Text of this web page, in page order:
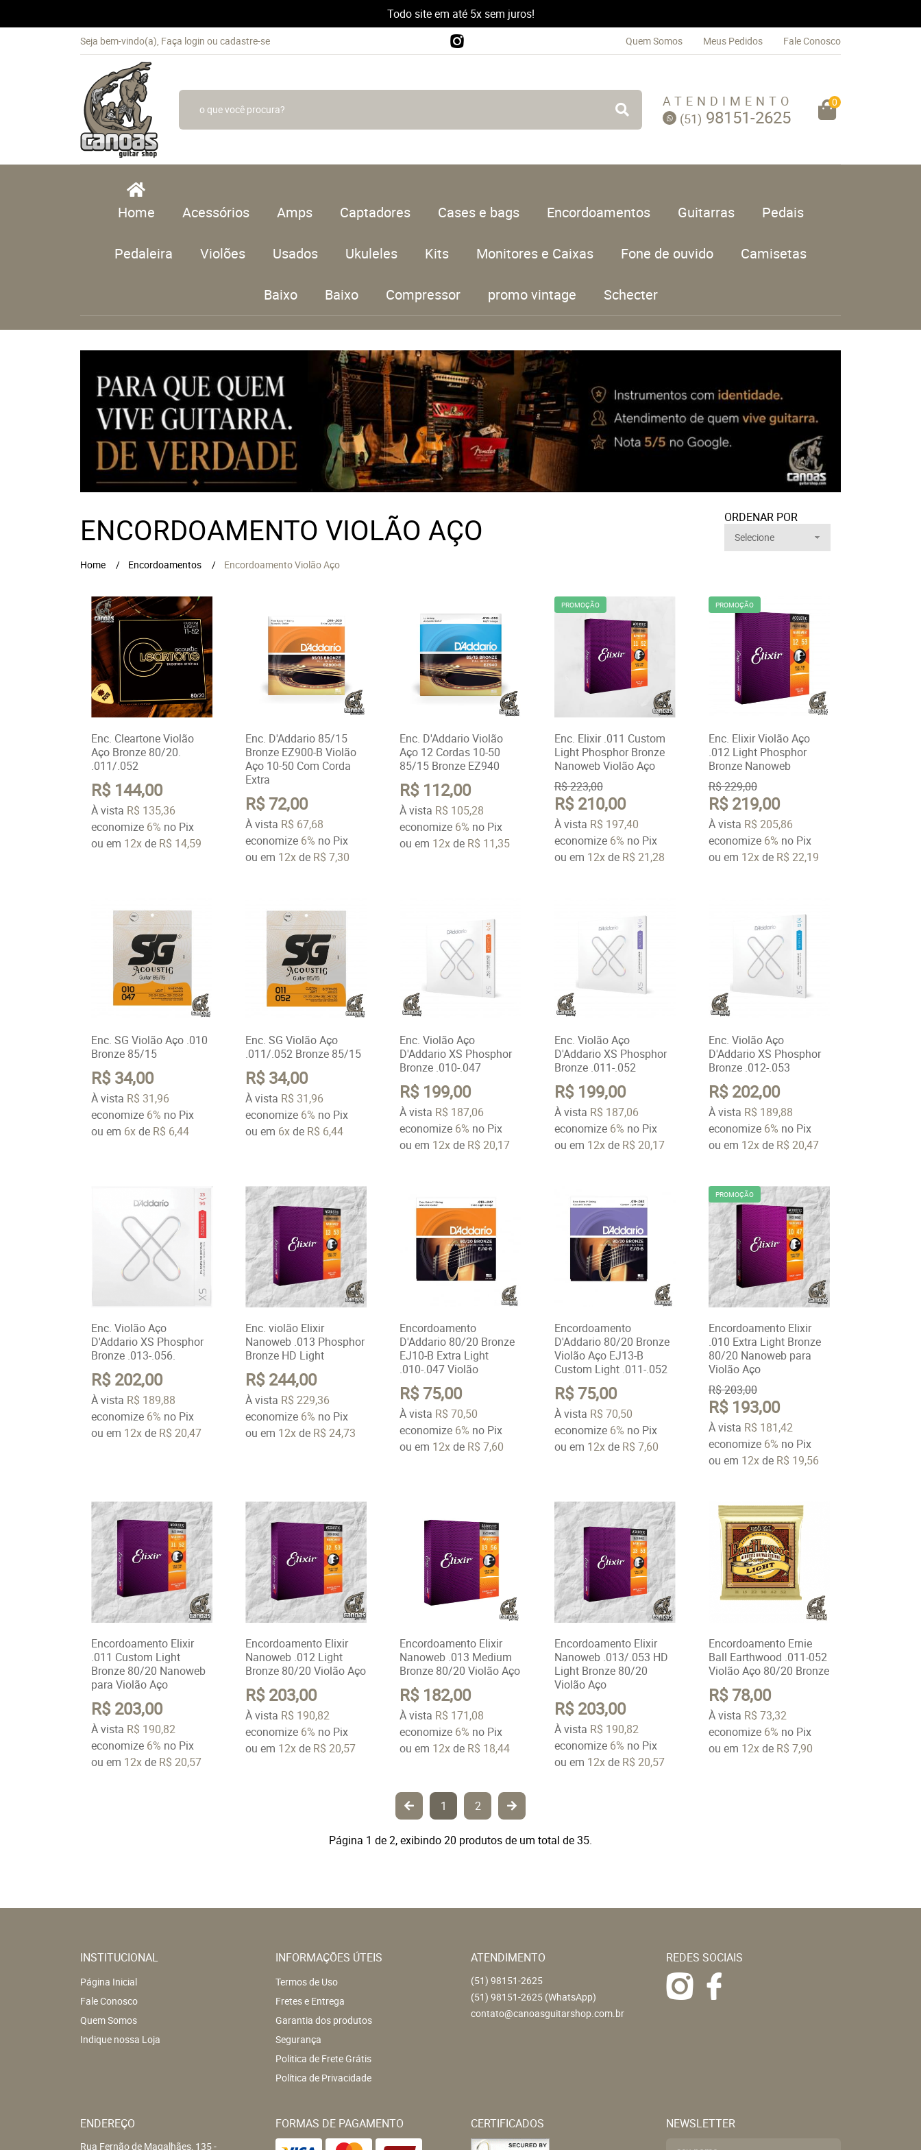
Todo site em até 5x sem juros!
Seja bem-vindo(a), Faça login ou cadastre-se Quem Somos Meus Pedidos Fale Conosco
ATENDIMENTO
(51) 98151-2625
0
Home Acessórios Amps Captadores Cases e bags Encordoamentos Guitarras Pedais
Pedaleira Violões Usados Ukuleles Kits Monitores e Caixas Fone de ouvido Camisetas
Baixo Baixo Compressor promo vintage Schecter
ENCORDOAMENTO VIOLÃO AÇO
Home Encordoamentos Encordoamento Violão Aço
ORDENAR POR
Selecione
Enc. Cleartone Violão
Aço Bronze 80/20.
.011/.052
R$ 144,00
À vista R$ 135,36
economize 6% no Pix
ou em 12xde R$ 14,59
Enc. D'Addario 85/15
Bronze EZ900-B Violão
Aço 10-50 Com Corda
Extra
R$ 72,00
À vista R$ 67,68
economize 6% no Pix
ou em 12xde R$ 7,30
Enc. D'Addario Violão
Aço 12 Cordas 10-50
85/15 Bronze EZ940
R$ 112,00
À vista R$ 105,28
economize 6% no Pix
ou em 12xde R$ 11,35
PROMOÇÃO
Enc. Elixir .011 Custom
Light Phosphor Bronze
Nanoweb Violão Aço
R$ 223,00
R$ 210,00
À vista R$ 197,40
economize 6% no Pix
ou em 12xde R$ 21,28
PROMOÇÃO
Enc. Elixir Violão Aço
.012 Light Phosphor
Bronze Nanoweb
R$ 229,00
R$ 219,00
À vista R$ 205,86
economize 6% no Pix
ou em 12xde R$ 22,19
Enc. SG Violão Aço .010
Bronze 85/15
R$ 34,00
À vista R$ 31,96
economize 6% no Pix
ou em 6xde R$ 6,44
Enc. SG Violão Aço
.011/.052 Bronze 85/15
R$ 34,00
À vista R$ 31,96
economize 6% no Pix
ou em 6xde R$ 6,44
Enc. Violão Aço
D'Addario XS Phosphor
Bronze .010-.047
R$ 199,00
À vista R$ 187,06
economize 6% no Pix
ou em 12xde R$ 20,17
Enc. Violão Aço
D'Addario XS Phosphor
Bronze .011-.052
R$ 199,00
À vista R$ 187,06
economize 6% no Pix
ou em 12xde R$ 20,17
Enc. Violão Aço
D'Addario XS Phosphor
Bronze .012-.053
R$ 202,00
À vista R$ 189,88
economize 6% no Pix
ou em 12xde R$ 20,47
Enc. Violão Aço
D'Addario XS Phosphor
Bronze .013-.056.
R$ 202,00
À vista R$ 189,88
economize 6% no Pix
ou em 12xde R$ 20,47
Enc. violão Elixir
Nanoweb .013 Phosphor
Bronze HD Light
R$ 244,00
À vista R$ 229,36
economize 6% no Pix
ou em 12xde R$ 24,73
Encordoamento
D'Addario 80/20 Bronze
EJ10-B Extra Light
.010-.047 Violão
R$ 75,00
À vista R$ 70,50
economize 6% no Pix
ou em 12xde R$ 7,60
Encordoamento
D'Addario 80/20 Bronze
Violão Aço EJ13-B
Custom Light .011-.052
R$ 75,00
À vista R$ 70,50
economize 6% no Pix
ou em 12xde R$ 7,60
PROMOÇÃO
Encordoamento Elixir
.010 Extra Light Bronze
80/20 Nanoweb para
Violão Aço
R$ 203,00
R$ 193,00
À vista R$ 181,42
economize 6% no Pix
ou em 12xde R$ 19,56
Encordoamento Elixir
.011 Custom Light
Bronze 80/20 Nanoweb
para Violão Aço
R$ 203,00
À vista R$ 190,82
economize 6% no Pix
ou em 12xde R$ 20,57
Encordoamento Elixir
Nanoweb .012 Light
Bronze 80/20 Violão Aço
R$ 203,00
À vista R$ 190,82
economize 6% no Pix
ou em 12xde R$ 20,57
Encordoamento Elixir
Nanoweb .013 Medium
Bronze 80/20 Violão Aço
R$ 182,00
À vista R$ 171,08
economize 6% no Pix
ou em 12xde R$ 18,44
Encordoamento Elixir
Nanoweb .013/.053 HD
Light Bronze 80/20
Violão Aço
R$ 203,00
À vista R$ 190,82
economize 6% no Pix
ou em 12xde R$ 20,57
Encordoamento Ernie
Ball Earthwood .011-052
Violão Aço 80/20 Bronze
R$ 78,00
À vista R$ 73,32
economize 6% no Pix
ou em 12xde R$ 7,90
1 2
Página 1 de 2, exibindo 20 produtos de um total de 35.
INSTITUCIONAL
Página Inicial
Fale Conosco
Quem Somos
Indique nossa Loja
INFORMAÇÕES ÚTEIS
Termos de Uso
Fretes e Entrega
Garantia dos produtos
Segurança
Politica de Frete Grátis
Política de Privacidade
ATENDIMENTO
(51) 98151-2625
(51) 98151-2625 (WhatsApp)
contato@canoasguitarshop.com.br
REDES SOCIAIS
ENDEREÇO
Rua Fernão de Magalhães, 135-
FORMAS DE PAGAMENTO CERTIFICADOS NEWSLETTER